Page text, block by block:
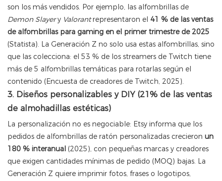
son los más vendidos. Por ejemplo, las alfombrillas de
Demon Slayery Valorantrepresentaron el 41 % de las ventas
de alfombrillas para gaming en el primer trimestre de 2025
(Statista). La Generación Z no solo usa estas alfombrillas, sino
que las colecciona: el 53 % de los streamers de Twitch tiene
más de 5 alfombrillas temáticas para rotarlas según el
contenido (Encuesta de creadores de Twitch, 2025).
3. Diseños personalizables y DIY (21% de las ventas
de almohadillas estéticas)
La personalización no es negociable: Etsy informa que los
pedidos de alfombrillas de ratón personalizadas crecieron un
180 % interanual (2025), con pequeñas marcas y creadores
que exigen cantidades mínimas de pedido (MOQ) bajas. La
Generación Z quiere imprimir fotos, frases o logotipos,